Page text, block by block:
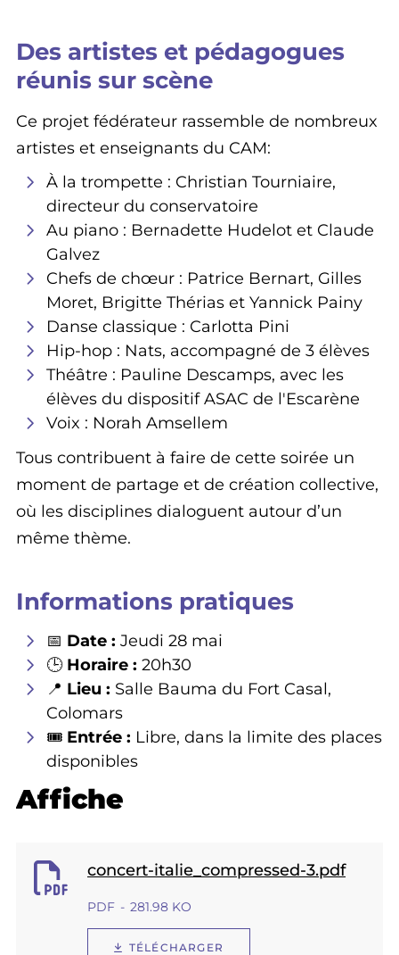
Des artistes et pédagogues
réunis sur scène
Ce projet fédérateur rassemble de nombreux
artistes et enseignants du CAM:
À la trompette : Christian Tourniaire,
directeur du conservatoire
Au piano : Bernadette Hudelot et Claude
Galvez
Chefs de chœur : Patrice Bernart, Gilles
Moret, Brigitte Thérias et Yannick Painy
Danse classique : Carlotta Pini
Hip-hop : Nats, accompagné de 3 élèves
Théâtre : Pauline Descamps, avec les
élèves du dispositif ASAC de l'Escarène
Voix : Norah Amsellem
Tous contribuent à faire de cette soirée un
moment de partage et de création collective,
où les disciplines dialoguent autour d’un
même thème.
Informations pratiques
📅 Date : Jeudi 28 mai
🕒 Horaire : 20h30
📍 Lieu : Salle Bauma du Fort Casal,
Colomars
🎟️ Entrée : Libre, dans la limite des places
disponibles
Affiche
concert-italie_compressed-3.pdf
PDF 281.98 KO
TÉLÉCHARGER